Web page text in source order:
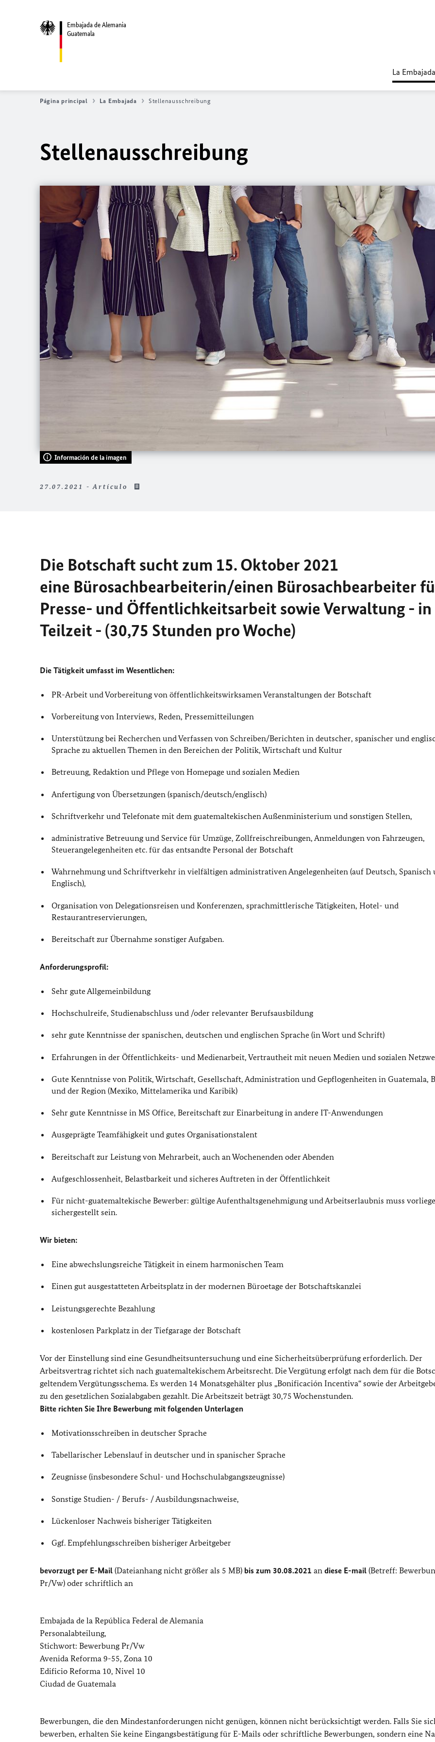
Embajada de Alemania
Guatemala
La Embajada
Página principal La Embajada Stellenausschreibung
Stellenausschreibung
Información de la imagen
27.07.2021 - Artículo
Die Botschaft sucht zum 15. Oktober 2021
eine Bürosachbearbeiterin/einen Bürosachbearbeiter
Presse- und Öffentlichkeitsarbeit sowie Verwaltung - in
Teilzeit - (30,75 Stunden pro Woche)
Die Tätigkeit umfasst im Wesentlichen:
PR-Arbeit und Vorbereitung von öffentlichkeitswirksamen Veranstaltungen der Botschaft
Vorbereitung von Interviews, Reden, Pressemitteilungen
Unterstützung bei Recherchen und Verfassen von Schreiben/Berichten in deutscher, spanischer und
Sprache zu aktuellen Themen in den Bereichen der Politik, Wirtschaft und Kultur
Betreuung, Redaktion und Pflege von Homepage und sozialen Medien
Anfertigung von Übersetzungen (spanisch/deutsch/englisch)
Schriftverkehr und Telefonate mit dem guatemaltekischen Außenministerium und sonstigen Stellen,
administrative Betreuung und Service für Umzüge, Zollfreischreibungen, Anmeldungen von Fahrzeugen,
Steuerangelegenheiten etc. für das entsandte Personal der Botschaft
Wahrnehmung und Schriftverkehr in vielfältigen administrativen Angelegenheiten (auf Deutsch, Spanisch
Englisch),
Organisation von Delegationsreisen und Konferenzen, sprachmittlerische Tätigkeiten, Hotel- und
Restaurantreservierungen,
Bereitschaft zur Übernahme sonstiger Aufgaben.
Anforderungsprofil:
Sehr gute Allgemeinbildung
Hochschulreife, Studienabschluss und /oder relevanter Berufsausbildung
sehr gute Kenntnisse der spanischen, deutschen und englischen Sprache (in Wort und Schrift)
Erfahrungen in der Öffentlichkeits- und Medienarbeit, Vertrautheit mit neuen Medien und sozialen
Gute Kenntnisse von Politik, Wirtschaft, Gesellschaft, Administration und Gepflogenheiten in Guatemala,
und der Region (Mexiko, Mittelamerika und Karibik)
Sehr gute Kenntnisse in MS Office, Bereitschaft zur Einarbeitung in andere IT-Anwendungen
Ausgeprägte Teamfähigkeit und gutes Organisationstalent
Bereitschaft zur Leistung von Mehrarbeit, auch an Wochenenden oder Abenden
Aufgeschlossenheit, Belastbarkeit und sicheres Auftreten in der Öffentlichkeit
Für nicht-guatemaltekische Bewerber: gültige Aufenthaltsgenehmigung und Arbeitserlaubnis muss
sichergestellt sein.
Wir bieten:
Eine abwechslungsreiche Tätigkeit in einem harmonischen Team
Einen gut ausgestatteten Arbeitsplatz in der modernen Büroetage der Botschaftskanzlei
Leistungsgerechte Bezahlung
kostenlosen Parkplatz in der Tiefgarage der Botschaft
Vor der Einstellung sind eine Gesundheitsuntersuchung und eine Sicherheitsüberprüfung erforderlich. Der
Arbeitsvertrag richtet sich nach guatemaltekischem Arbeitsrecht. Die Vergütung erfolgt nach dem für die
geltendem Vergütungsschema. Es werden 14 Monatsgehälter plus „Bonificación Incentiva“ sowie der
zu den gesetzlichen Sozialabgaben gezahlt. Die Arbeitszeit beträgt 30,75 Wochenstunden.
Bitte richten Sie Ihre Bewerbung mit folgenden Unterlagen
Motivationsschreiben in deutscher Sprache
Tabellarischer Lebenslauf in deutscher und in spanischer Sprache
Zeugnisse (insbesondere Schul- und Hochschulabgangszeugnisse)
Sonstige Studien- / Berufs- / Ausbildungsnachweise,
Lückenloser Nachweis bisheriger Tätigkeiten
Ggf. Empfehlungsschreiben bisheriger Arbeitgeber
bevorzugt per E-Mail (Dateianhang nicht größer als 5 MB) bis zum 30.08.2021 an diese E-mail (Betreff:
Pr/Vw) oder schriftlich an
Embajada de la República Federal de Alemania
Personalabteilung,
Stichwort: Bewerbung Pr/Vw
Avenida Reforma 9-55, Zona 10
Edificio Reforma 10, Nivel 10
Ciudad de Guatemala
Bewerbungen, die den Mindestanforderungen nicht genügen, können nicht berücksichtigt werden. Falls Sie
bewerben, erhalten Sie keine Eingangsbestätigung für E-Mails oder schriftliche Bewerbungen, sondern eine